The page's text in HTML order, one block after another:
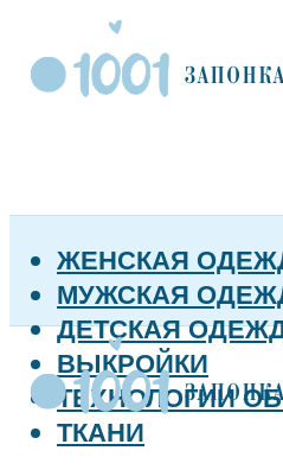
ЖЕНСКАЯ
МУЖСКАЯ
ДЕТСКАЯ
ВЫКРОЙКИ
ТЕХНОЛОГИИ
ТКАНИ